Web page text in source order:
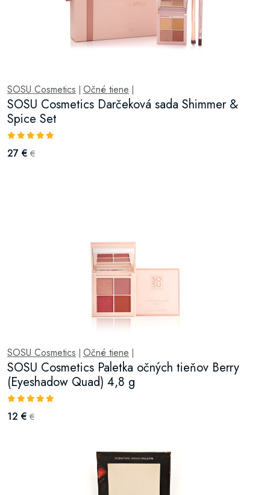
SOSU Cosmetics Očné tiene
SOSU Cosmetics Darčeková sada Shimmer &
Spice Set
27 € €
SOSU Cosmetics Očné tiene
SOSU Cosmetics Paletka očných tieňov Berry
(Eyeshadow Quad) 4,8 g
12 € €